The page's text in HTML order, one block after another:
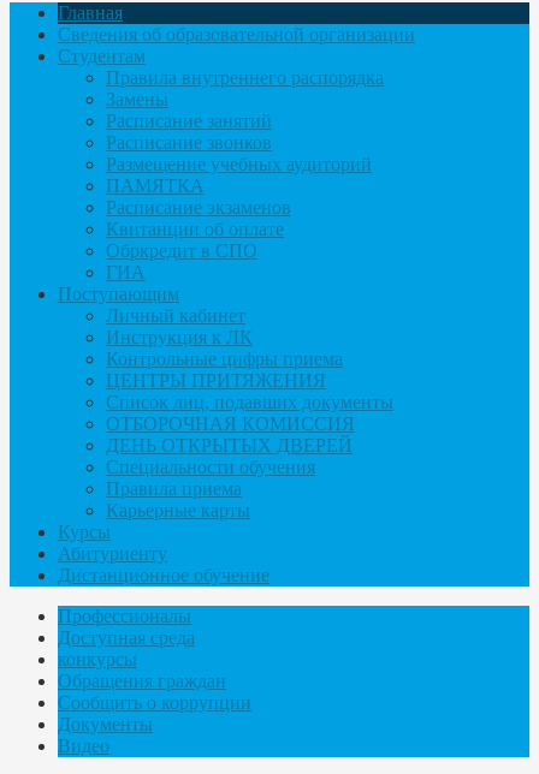
Главная
Сведения об образовательной организации
Студентам
Правила внутреннего распорядка
Замены
Расписание занятий
Расписание звонков
Размещение учебных аудиторий
ПАМЯТКА
Расписание экзаменов
Квитанции об оплате
Обркредит в СПО
ГИА
Поступающим
Личный кабинет
Инструкция к ЛК
Контрольные цифры приема
ЦЕНТРЫ ПРИТЯЖЕНИЯ
Список лиц, подавших документы
ОТБОРОЧНАЯ КОМИССИЯ
ДЕНЬ ОТКРЫТЫХ ДВЕРЕЙ
Специальности обучения
Правила приема
Карьерные карты
Курсы
Абитуриенту
Дистанционное обучение
Профессионалы
Доступная среда
конкурсы
Обращения граждан
Сообщить о коррупции
Документы
Видео